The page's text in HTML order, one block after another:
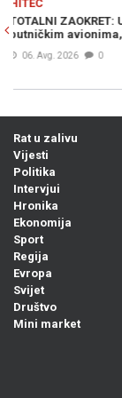
njegove
07. Avg.
Rat u zalivu
Vijesti
Politika
Intervjui
Hronika
Ekonomija
Sport
Regija
Evropa
Svijet
Društvo
Mini market